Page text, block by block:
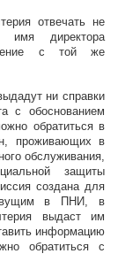
отвечать не
директора
с той же
ни справки
с обоснованием
обратиться в
проживающих в
обслуживания,
защиты
создана для
в ПНИ, в
выдаст им
информацию
обратиться с